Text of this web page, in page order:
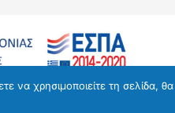
χρησιμοποιείτε τη σελίδα,